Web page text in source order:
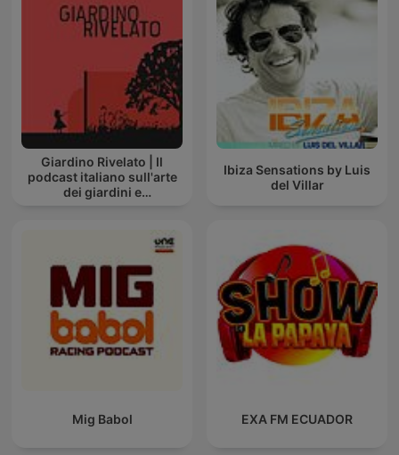
Giardino Rivelato | Il
podcast italiano sull'arte
dei giardini e
Ibiza Sensations by Luis
del Villar
Mig Babol EXA FM ECUADOR